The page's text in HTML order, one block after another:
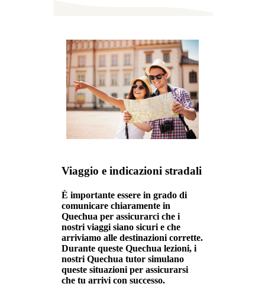
Viaggio e indicazioni stradali
È importante essere in grado di
comunicare chiaramente in
Quechua per assicurarci che i
nostri viaggi siano sicuri e che
arriviamo alle destinazioni corrette.
Durante queste Quechua lezioni, i
nostri Quechua tutor simulano
queste situazioni per assicurarsi
che tu arrivi con successo.